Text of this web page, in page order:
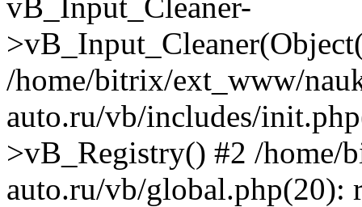
/home/bitrix/ext_www/
auto.ru/vb/includes/
>vB_Registry() #2 /home/
auto.ru/vb/global.php(20):